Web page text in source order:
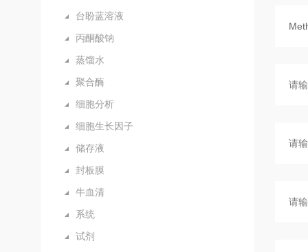
台盼蓝溶液
丙酮酸钠
蒸馏水
聚合酶
细胞分析
细胞生长因子
储存液
封板膜
牛血清
系统
试剂